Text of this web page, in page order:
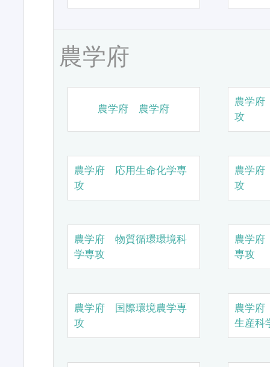
農学府
農学府 農学府
農学
攻
農学府 応用生命化学専
攻
農学
攻
農学府 物質循環環境科
学専攻
農学
専攻
農学府 国際環境農学専
攻
農学
生産科